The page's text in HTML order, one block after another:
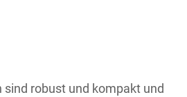
robust und kompakt und